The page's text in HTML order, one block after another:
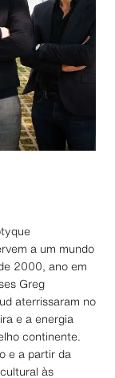
a um mundo
2000, ano em
Greg
aterrissaram no
e a energia
continente.
e a partir da
às